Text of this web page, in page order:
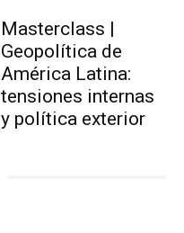
Masterclass |
Geopolítica de
América Latina:
tensiones internas
y política exterior